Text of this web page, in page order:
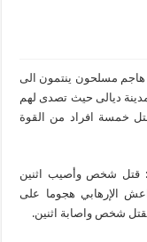
مسلحون ينتمون الى
ديالى حيث تصدى لهم
خمسة افراد من القوة
قتل شخص وأصيب اثنين
الإرهابي هجوما على
شخص واصابة اثنين.